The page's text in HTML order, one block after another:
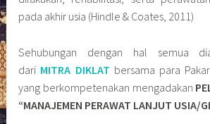
pada akhir usia (Hindle & Coates, 2011)
Sehubungan dengan hal semua
dari MITRA DIKLAT bersama para
yang berkompetenakan mengadakan
“MANAJEMEN PERAWAT LANJUT USIA/